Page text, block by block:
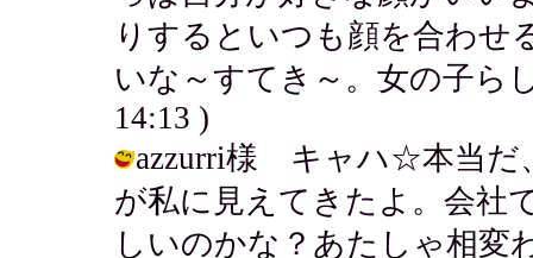
りするといつも顔を合わせ
いな～すてき～。女の子ら
14:13 )
azzurri様 キャハ☆本当だ
が私に見えてきたよ。会社
しいのかな？あたしゃ相変